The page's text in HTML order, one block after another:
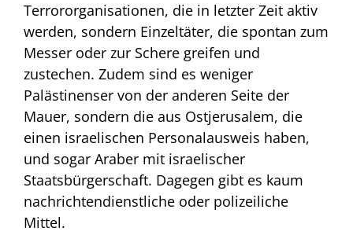
Terrororganisationen, die in letzter Zeit aktiv
werden, sondern Einzeltäter, die spontan zum
Messer oder zur Schere greifen und
zustechen. Zudem sind es weniger
Palästinenser von der anderen Seite der
Mauer, sondern die aus Ostjerusalem, die
einen israelischen Personalausweis haben,
und sogar Araber mit israelischer
Staatsbürgerschaft. Dagegen gibt es kaum
nachrichtendienstliche oder polizeiliche
Mittel.